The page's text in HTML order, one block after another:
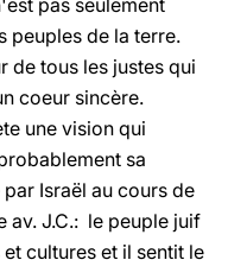
pas seulement
peuples de la terre.
de tous les justes qui
coeur sincère.
une vision qui
sa
Israël au cours de
av. J.C.: le peuple juif
cultures et il sentit le